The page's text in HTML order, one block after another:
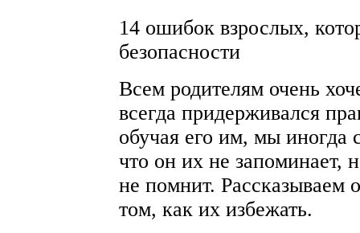
14 ошибок взрослых,
безопасности
Всем родителям очень
всегда придерживался
обучая его им, мы иногда
что он их не запоминает,
не помнит.
том, как их избежать.